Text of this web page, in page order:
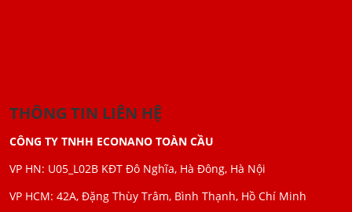
THÔNG TIN LIÊN HỆ
CÔNG TY TNHH ECONANO TOÀN CẦU
VP HN: U05_L02B KĐT Đô Nghĩa, Hà Đông, Hà Nội
VP HCM: 42A, Đặng Thùy Trâm, Bình Thạnh, Hồ Chí Minh